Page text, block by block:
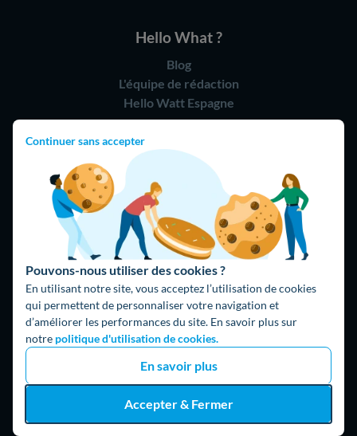
Continuer sans accepter
Pouvons-nous utiliser des cookies ?
En utilisant notre site, vous acceptez l’utilisation de cookies
qui permettent de personnaliser votre navigation et
d’améliorer les performances du site. En savoir plus sur
notre politique d'utilisation de cookies.
En savoir plus
Accepter & Fermer
Hello What ?
Blog
L'équipe de rédaction
Hello Watt Espagne
Hello Team
Parrainage
Rejoindre notre réseau d'artisans
Hello !
09 75 18 60 60(8h-21h)
75018 Paris